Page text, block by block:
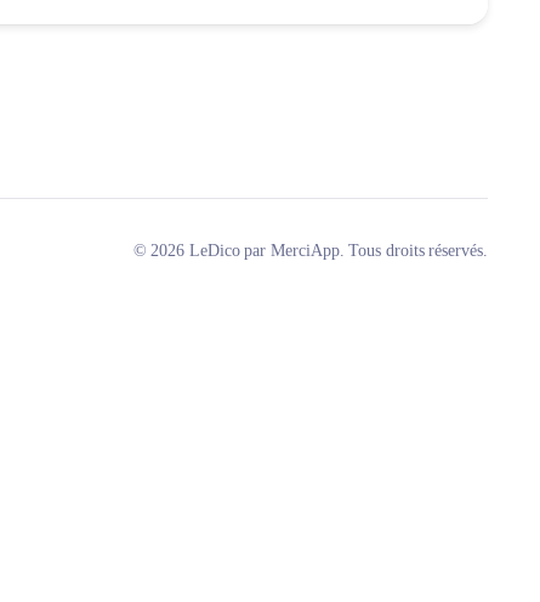
© 2026 LeDico par MerciApp. Tous droits réservés.